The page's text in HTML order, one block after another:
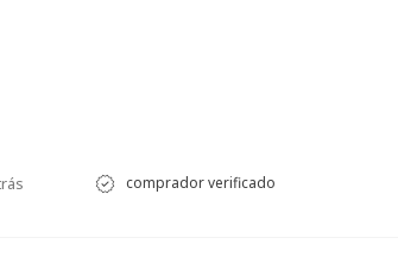
comprador verificado